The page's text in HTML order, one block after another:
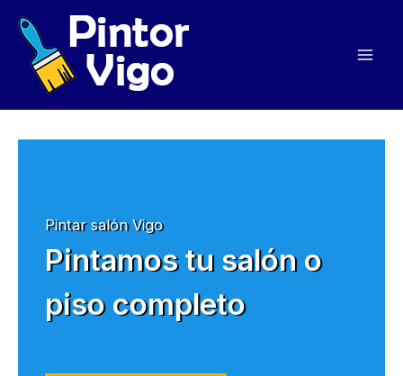
contenido
Pintar salón Vigo
Pintamos tu salón o
piso completo